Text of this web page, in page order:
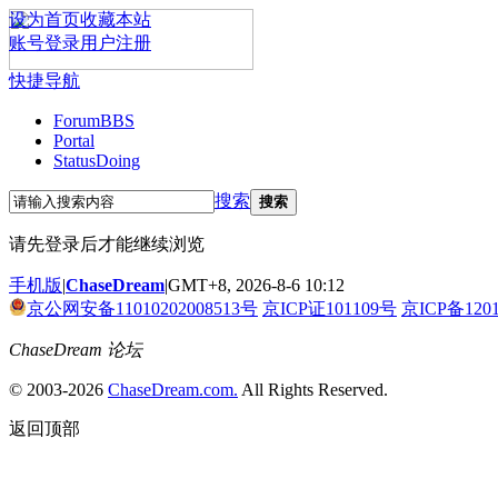
设为首页收藏本站
账号登录用户注册
快捷导航
ForumBBS
Portal
StatusDoing
搜索 搜索
请先登录后才能继续浏览
手机版|ChaseDream|GMT+8, 2026-8-6 10:12
京公网安备11010202008513号 京ICP证101109号 京ICP备
ChaseDream 论坛
© 2003-2026 ChaseDream.com. All Rights Reserved.
返回顶部